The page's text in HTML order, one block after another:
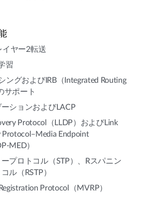
イヤー2転送
習
ングおよびIRB（Integrated Routing
サポート
ションおよびLACP
Protocol（LLDP）およびLink
Protocol–Media Endpoint
MED）
プロトコル（STP）、Rスパニン
ル（RSTP）
Protocol（MVRP）